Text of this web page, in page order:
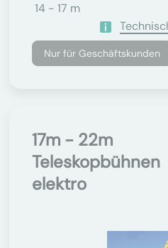
14 - 17 m
Nur für Geschäftskunden
17m - 22m
Teleskopbühnen
elektro